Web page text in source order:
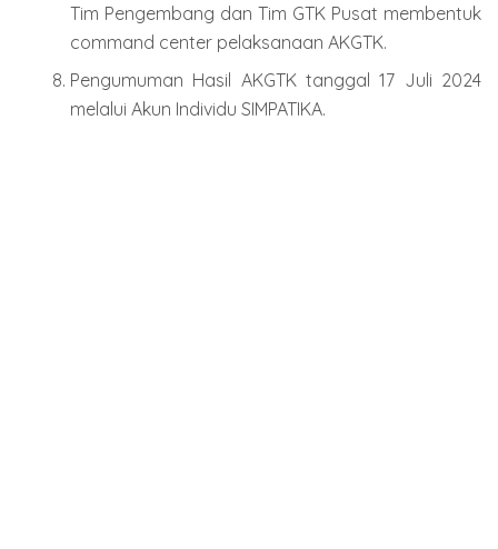
Tim Pengembang dan Tim GTK Pusat membentuk
command center pelaksanaan AKGTK.
Pengumuman Hasil AKGTK tanggal 17 Juli 2024
melalui Akun Individu SIMPATIKA.